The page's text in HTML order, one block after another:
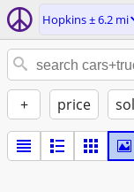
Hopkins ± 6.2 mi
+ price